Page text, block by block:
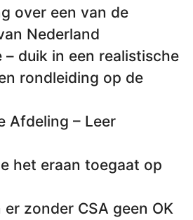
over een van de
Nederland
– duik in een realistische
rondleiding op de
Afdeling – Leer
het eraan toegaat op
er zonder CSA geen OK